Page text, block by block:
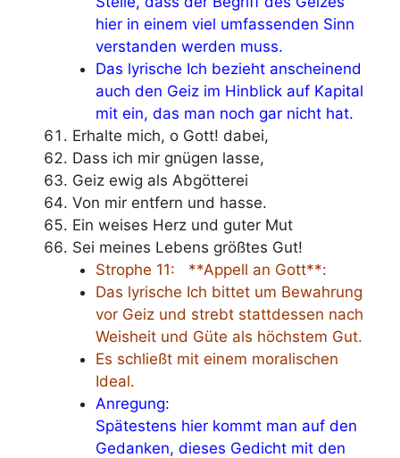
hier in einem viel umfassenden Sinn
verstanden werden muss.
Das lyrische Ich bezieht anscheinend
auch den Geiz im Hinblick auf Kapital
mit ein, das man noch gar nicht hat.
Erhalte mich, o Gott! dabei,
Dass ich mir gnügen lasse,
Geiz ewig als Abgötterei
Von mir entfern und hasse.
Ein weises Herz und guter Mut
Sei meines Lebens größtes Gut!
Strophe 11: **Appell an Gott**:
Das lyrische Ich bittet um Bewahrung
vor Geiz und strebt stattdessen nach
Weisheit und Güte als höchstem Gut.
Es schließt mit einem moralischen
Ideal.
Anregung:
Spätestens hier kommt man auf den
Gedanken, dieses Gedicht mit den